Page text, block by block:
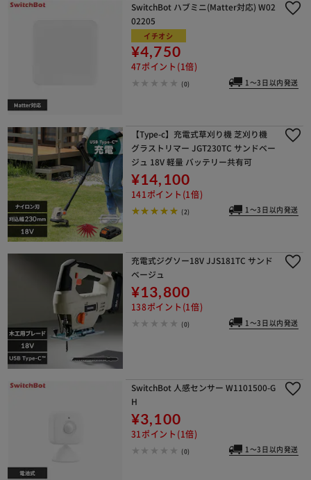
SwitchBot ハブミニ(Matter対応) W02
02205
イチオシ
¥4,750
47ポイント(1倍)
(0) 1～3日以内発送
【Type-c】充電式草刈り機 芝刈り機
グラストリマー JGT230TC サンドベー
ジュ 18V 軽量 バッテリー共有可
¥14,100
141ポイント(1倍)
(2) 1～3日以内発送
充電式ジグソー18V JJS181TC サンド
ベージュ
¥13,800
138ポイント(1倍)
(0) 1～3日以内発送
SwitchBot 人感センサー W1101500-G
H
¥3,100
31ポイント(1倍)
(0) 1～3日以内発送